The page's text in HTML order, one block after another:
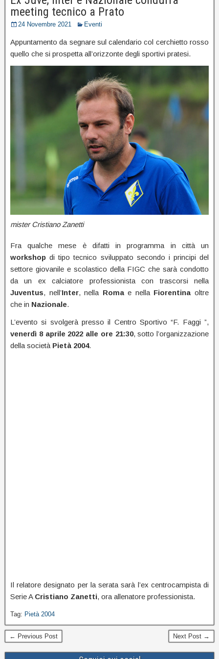
meeting tecnico a Prato
24 Novembre 2021 Eventi
Appuntamento da segnare sul calendario col cerchietto rosso
quello che si prospetta all’orizzonte degli sportivi pratesi.
mister Cristiano Zanetti
Fra qualche mese è difatti in programma in città un
workshopdi tipo tecnico sviluppato secondo i principi del
settore giovanile e scolastico della FIGC che sarà condotto
da un ex calciatore professionista con trascorsi nella
Juventus, nell’Inter, nella Romae nella Fiorentinaoltre
che in Nazionale.
L’evento si svolgerà presso il Centro Sportivo “F. Faggi ”,
venerdì 8 aprile 2022 alle ore 21:30, sotto l’organizzazione
della società Pietà 2004.
Il relatore designato per la serata sarà l’ex centrocampista di
Serie A Cristiano Zanetti, ora allenatore professionista.
Tag: Pietà 2004
← Previous Post Next Post →